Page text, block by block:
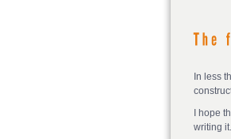
In less
I hope
writing it.